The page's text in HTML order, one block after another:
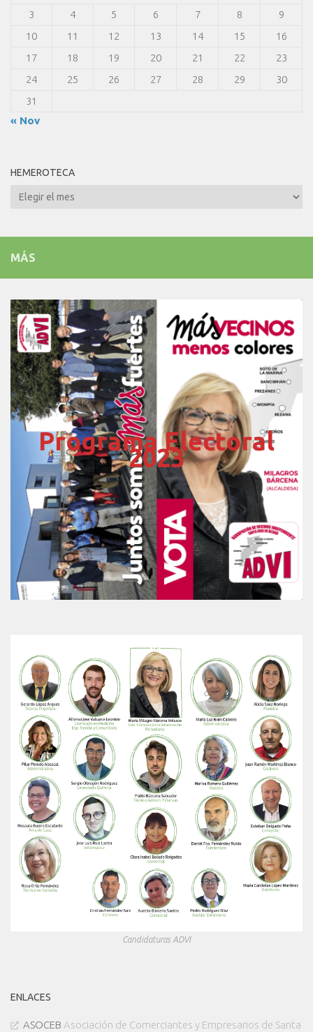
3 4 5 6 7 8
9
10
11 12 13 14 15
16
17
18 19 20 21 22
23
24
25 26 27 28 29
30
31
« Nov
HEMEROTECA
Hemeroteca
MÁS
Programa Electoral
2023
Candidaturas ADVI
ENLACES
ASOCEB Asociación de Comerciantes y Empresarios de Santa